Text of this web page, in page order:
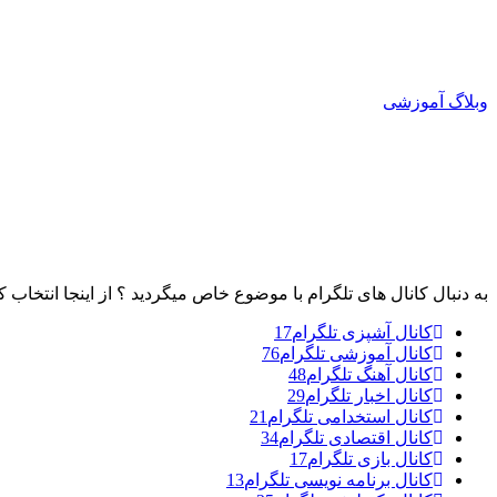
وبلاگ آموزشی
به دنبال کانال های تلگرام با موضوع خاص میگردید ؟ از اینجا انتخاب
کانال آشپزی تلگرام17
کانال آموزشی تلگرام76
کانال آهنگ تلگرام48
کانال اخبار تلگرام29
کانال استخدامی تلگرام 21
کانال اقتصادی تلگرام34
کانال بازی تلگرام17
کانال برنامه نویسی تلگرام13